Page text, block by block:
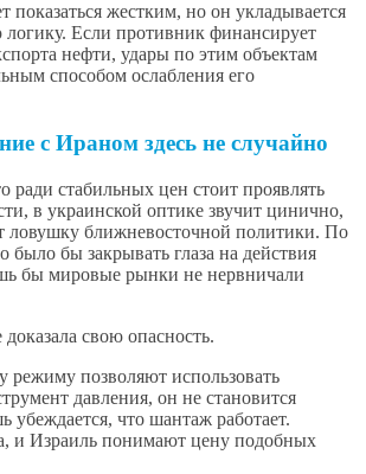
показаться жестким, но он укладывается
Если противник финансирует
нефти, удары по этим объектам
способом ослабления его
с Ираном здесь не случайно
ради стабильных цен стоит проявлять
в украинской оптике звучит цинично,
ловушку ближневосточной политики. По
было бы закрывать глаза на действия
бы мировые рынки не нервничали
свою опасность.
режиму позволяют использовать
давления, он не становится
убеждается, что шантаж работает.
и Израиль понимают цену подобных